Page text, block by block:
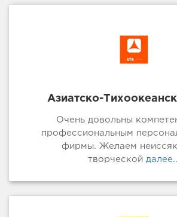
Азиатско-
Очень довольны
профессиональным
фирмы. Желаем
творческой далее...